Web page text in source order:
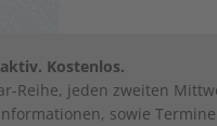
Kostenlos.
Reihe, jeden zweiten
sowie